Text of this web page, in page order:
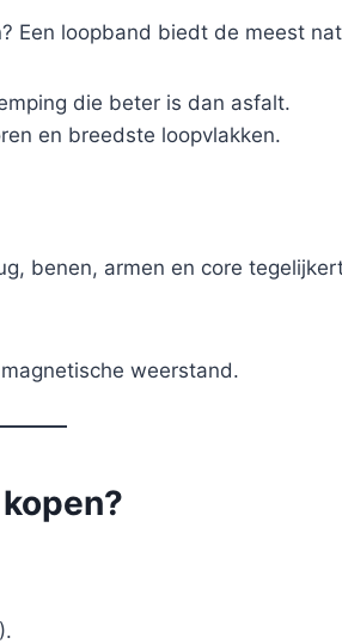
Een loopband biedt de meest
die beter is dan asfalt.
en breedste loopvlakken.
benen, armen en core
weerstand.